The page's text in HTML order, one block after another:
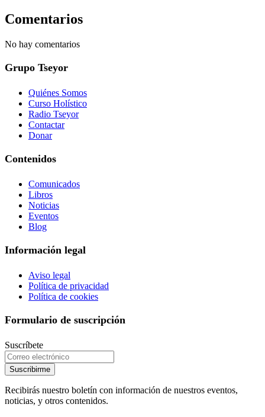
Comentarios
No hay comentarios
Grupo Tseyor
Quiénes Somos
Curso Holístico
Radio Tseyor
Contactar
Donar
Contenidos
Comunicados
Libros
Noticias
Eventos
Blog
Información legal
Aviso legal
Política de privacidad
Política de cookies
Formulario de suscripción
Suscríbete
Suscribirme
Recibirás nuestro boletín con información de nuestros eventos,
noticias, y otros contenidos.